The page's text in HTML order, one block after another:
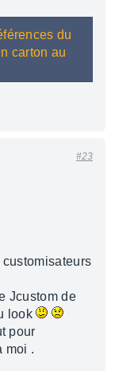
du
carton au
#23
Jcustom de
look
pour
moi .